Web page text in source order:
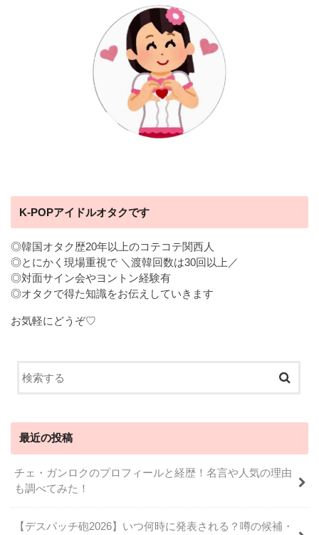
K-POPアイドルオタクです
◎韓国オタク歴20年以上のコテコテ関西人
◎とにかく現場重視で ＼渡韓回数は30回以上／
◎対面サイン会やヨントン経験有
◎オタクで得た知識をお伝えしていきます
お気軽にどうぞ♡
最近の投稿
チェ・ガンロクのプロフィールと経歴！名言や人気の理由
も調べてみた！
【デスパッチ砲2026】いつ何時に発表される？噂の候補・